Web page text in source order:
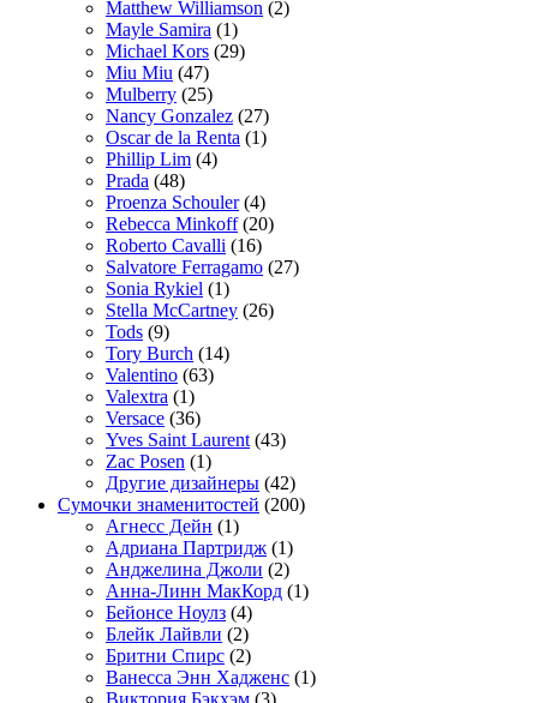
Matthew Williamson (2)
Mayle Samira (1)
Michael Kors (29)
Miu Miu (47)
Mulberry (25)
Nancy Gonzalez (27)
Oscar de la Renta (1)
Phillip Lim (4)
Prada (48)
Proenza Schouler(4)
Rebecca Minkoff(20)
Roberto Cavalli (16)
Salvatore Ferragamo (27)
Sonia Rykiel (1)
Stella McCartney (26)
Tods (9)
Tory Burch (14)
Valentino (63)
Valextra (1)
Versace (36)
Yves Saint Laurent (43)
Zac Posen (1)
Другие дизайнеры (42)
Сумочки знаменитостей (200)
Агнесс Дейн (1)
Адриана Партридж (1)
Анджелина Джоли (2)
Анна-Линн МакКорд (1)
Бейонсе Ноулз (4)
Блейк Лайвли (2)
Бритни Спирс (2)
Ванесса Энн Хадженс (1)
Виктория Бэкхэм (3)